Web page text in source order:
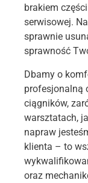
brakiem
serwisowej.
sprawnie
sprawność
Dbamy o
profesjonalną
ciągników,
warsztatach,
napraw
klienta – to
oraz